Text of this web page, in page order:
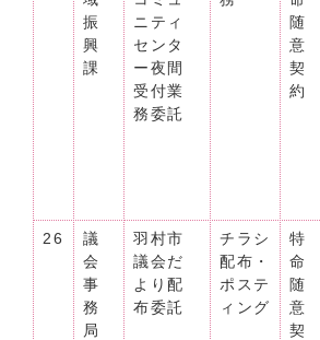
振
興
課
ニティ
センタ
ー夜間
受付業
務委託
随
意
契
約
26
議
会
事
務
局
羽村市
議会だ
より配
布委託
チラシ
配布・
ポステ
ィング
特
命
随
意
契